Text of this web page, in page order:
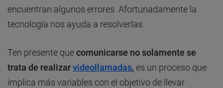
encuentran algunos errores. Afortunadamente la
tecnología nos ayuda a resolverlas.
Ten presente quecomunicarse no solamente se
trata de realizarvideollamadas, es un proceso que
implica más variables con el objetivo de llevar